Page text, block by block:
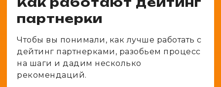
партнерки
Чтобы вы понимали, как лучше работать с
дейтинг партнерками, разобьем процесс
на шаги и дадим несколько
рекомендаций.